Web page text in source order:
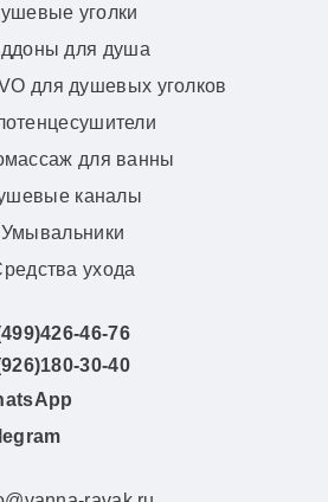
уголки
для душа
для душевых уголков
для ванны
каналы
Умывальники
ухода
46-76
30-40